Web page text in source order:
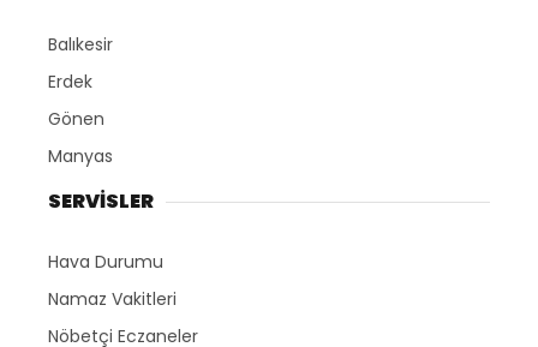
Balıkesir
Erdek
Gönen
Manyas
SERVİSLER
Hava Durumu
Namaz Vakitleri
Nöbetçi Eczaneler